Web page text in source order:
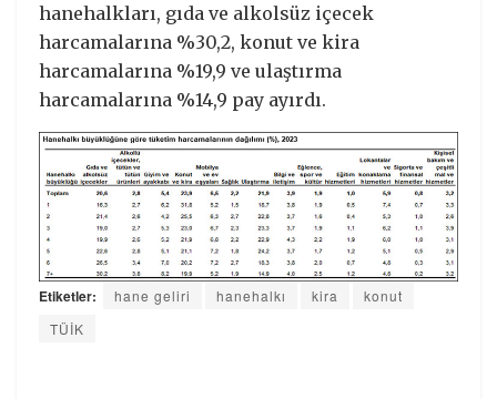
hanehalkları, gıda ve alkolsüz içecek
harcamalarına %30,2, konut ve kira
harcamalarına %19,9 ve ulaştırma
harcamalarına %14,9 pay ayırdı.
Etiketler: hane geliri hanehalkı kira
konut
TÜİK